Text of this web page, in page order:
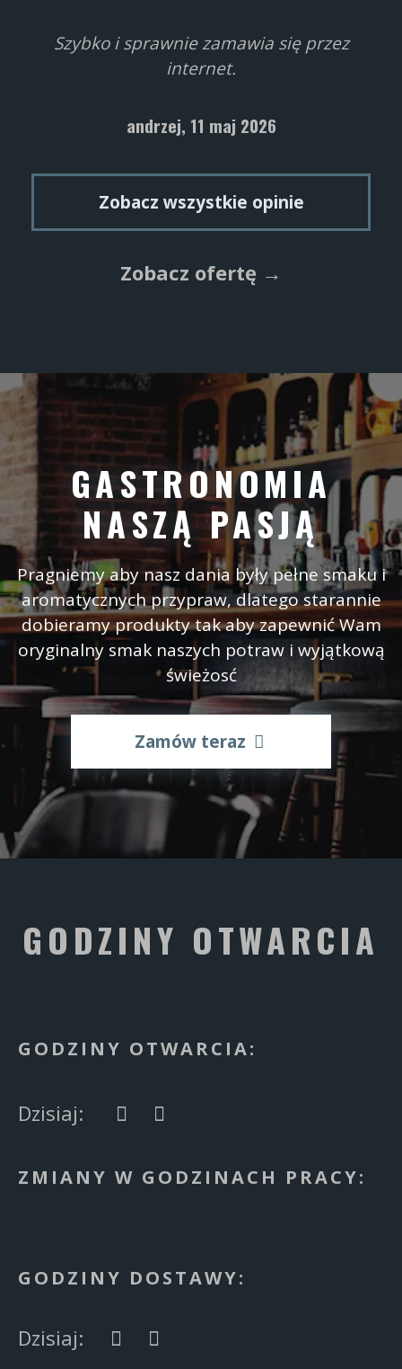
Szybko i sprawnie zamawia się przez
internet.
andrzej, 11 maj 2026
Zobacz wszystkie opinie
Zobacz ofertę →
GASTRONOMIA
NASZĄ PASJĄ
Pragniemy aby nasz dania były pełne smaku i
aromatycznych przypraw, dlatego starannie
dobieramy produkty tak aby zapewnić Wam
oryginalny smak naszych potraw i wyjątkową
świeżosć
Zamów teraz
GODZINY OTWARCIA
GODZINY OTWARCIA:
Dzisiaj:
ZMIANY W GODZINACH PRACY:
GODZINY DOSTAWY:
Dzisiaj: